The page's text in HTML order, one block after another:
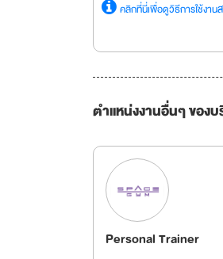
คลิกที่นี่เพื่อดูวิธีการใช้งาน
ตำแหน่งงานอื่นๆ ของ
Personal Trainer